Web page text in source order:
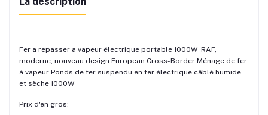
Fer a repasser a vapeur électrique portable 1000W RAF,
moderne, nouveau design European Cross-Border Ménage de fer
à vapeur Ponds de fer suspendu en fer électrique câblé humide
et sèche 1000W
Prix d'en gros: